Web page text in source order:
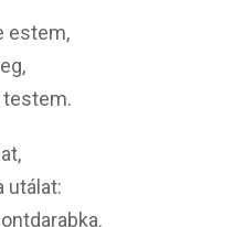
estem,
testem.
utálat: